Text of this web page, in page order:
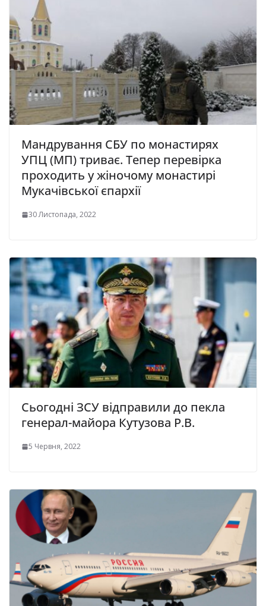
Мандрування СБУ по монастирях
УПЦ (МП) триває. Тепер перевірка
проходить у жіночому монастирі
Мукачівської єпархії
30 Листопада, 2022
Сьогодні ЗСУ відправили до пекла
генерал-майора Кутузова Р.В.
5 Червня, 2022